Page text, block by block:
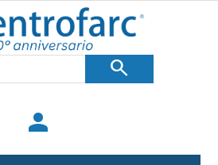
search
person